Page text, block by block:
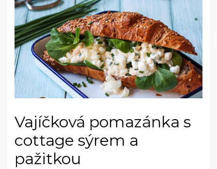
Vajíčková pomazánka s
cottage sýrem a
pažitkou